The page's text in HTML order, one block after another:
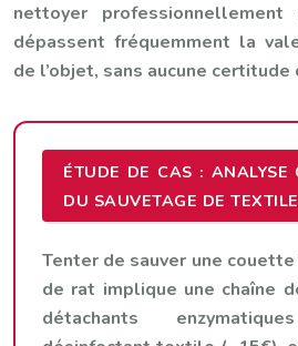
nettoyer
dépassent fréquemment la
de l’objet, sans aucune certitude
ÉTUDE DE CAS : ANALYSE
DU SAUVETAGE DE
Tenter de sauver une couette
de rat implique une chaîne
détachants